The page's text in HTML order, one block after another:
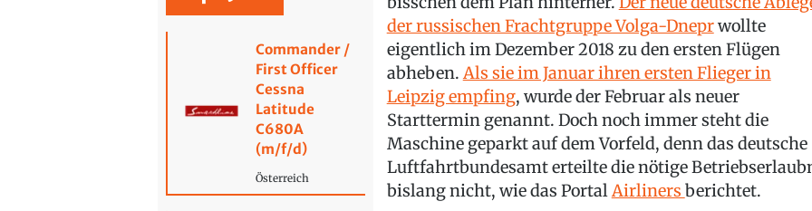
Commander /
First Officer
Cessna
Latitude
C680A
(m/f/d)
Österreich
der russischen Frachtgruppe Volga-Dneprwollte
eigentlich im Dezember 2018 zu den ersten Flügen
abheben.Als sie im Januar ihren ersten Flieger in
Leipzig empfing, wurde der Februar als neuer
Starttermin genannt. Doch noch immer steht die
Maschine geparkt auf dem Vorfeld, denn das deutsche
Luftfahrtbundesamt erteilte die nötige
bislang nicht, wie das PortalAirliners berichtet.